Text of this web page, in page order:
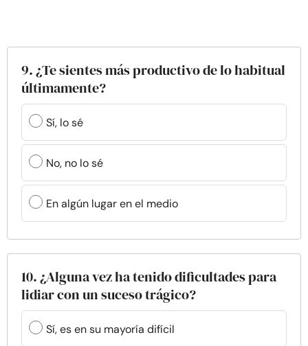
9. ¿Te sientes más productivo de lo habitual
últimamente?
Sí, lo sé
No, no lo sé
En algún lugar en el medio
10. ¿Alguna vez ha tenido dificultades para
lidiar con un suceso trágico?
Sí, es en su mayoría difícil